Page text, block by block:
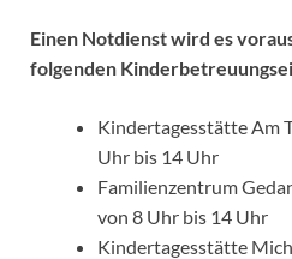
Einen Notdienst wird es
folgenden
Kindertagesstätte Am
Uhr bis 14 Uhr
Familienzentrum
von 8 Uhr bis 14 Uhr
Kindertagesstätte